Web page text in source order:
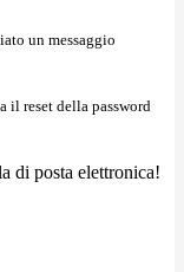
un messaggio
il reset della password
di posta elettronica!